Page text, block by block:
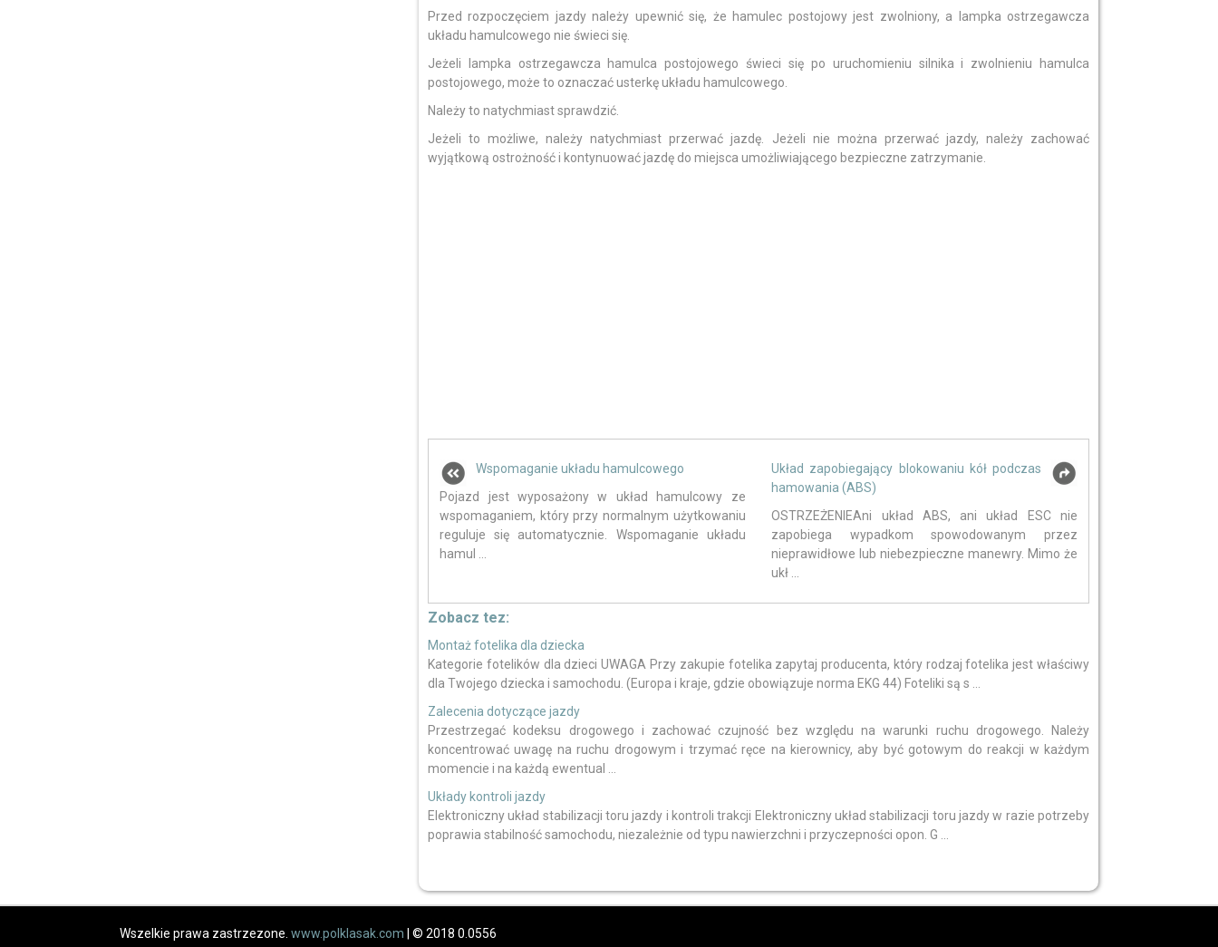
Przed rozpoczęciem jazdy należy upewnić się, że hamulec postojowy jest zwolniony, a lampka ostrzegawcza
układu hamulcowego nie świeci się.
Jeżeli lampka ostrzegawcza hamulca postojowego świeci się po uruchomieniu silnika i zwolnieniu hamulca
postojowego, może to oznaczać usterkę układu hamulcowego.
Należy to natychmiast sprawdzić.
Jeżeli to możliwe, należy natychmiast przerwać jazdę. Jeżeli nie można przerwać jazdy, należy zachować
wyjątkową ostrożność i kontynuować jazdę do miejsca umożliwiającego bezpieczne zatrzymanie.
Wspomaganie układu hamulcowego
Pojazd jest wyposażony w układ hamulcowy ze
wspomaganiem, który przy normalnym użytkowaniu
reguluje się automatycznie. Wspomaganie układu
hamul ...
Układ zapobiegający blokowaniu kół podczas
hamowania (ABS)
OSTRZEŻENIEAni układ ABS, ani układ ESC nie
zapobiega wypadkom spowodowanym przez
nieprawidłowe lub niebezpieczne manewry. Mimo że
ukł ...
Zobacz tez:
Montaż fotelika dla dziecka
Kategorie fotelików dla dzieci UWAGA Przy zakupie fotelika zapytaj producenta, który rodzaj fotelika jest właściwy
dla Twojego dziecka i samochodu. (Europa i kraje, gdzie obowiązuje norma EKG 44) Foteliki są s ...
Zalecenia dotyczące jazdy
Przestrzegać kodeksu drogowego i zachować czujność bez względu na warunki ruchu drogowego. Należy
koncentrować uwagę na ruchu drogowym i trzymać ręce na kierownicy, aby być gotowym do reakcji w każdym
momencie i na każdą ewentual ...
Układy kontroli jazdy
Elektroniczny układ stabilizacji toru jazdy i kontroli trakcji Elektroniczny układ stabilizacji toru jazdy w razie potrzeby
poprawia stabilność samochodu, niezależnie od typu nawierzchni i przyczepności opon. G ...
Wszelkie prawa zastrzezone. www.polklasak.com | © 2018 0.0556